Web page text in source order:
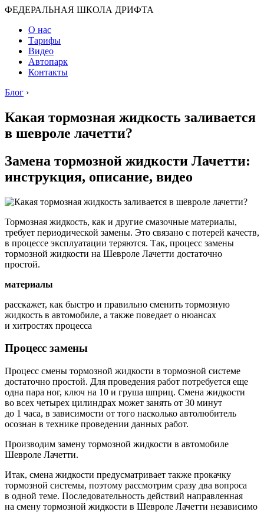
ФЕДЕРАЛЬНАЯ ШКОЛА ДРИФТА
О нас
Тарифы
Видео
Автопарк
Контакты
Блог ›
Какая тормозная жидкость заливается
в шевроле лачетти?
Замена тормозной жидкости Лачетти:
инструкция, описание, видео
Тормозная жидкость, как и другие смазочные материалы,
требует периодической замены. Это связано с потерей качеств,
в процессе эксплуатации теряются. Так, процесс замены
тормозной жидкости на Шевроле Лачетти достаточно
простой.
материалы
расскажет, как быстро и правильно сменить тормозную
жидкость в автомобиле, а также поведает о нюансах
и хитростях процесса
Процесс замены
Процесс смены тормозной жидкости в тормозной системе
достаточно простой. Для проведения работ потребуется еще
одна пара ног, ключ на 10 и груша шприц. Смена жидкости
во всех четырех цилиндрах может занять от 30 минут
до 1 часа, в зависимости от того насколько автолюбитель
осознан в технике проведении данных работ.
Производим замену тормозной жидкости в автомобиле
Шевроле Лачетти.
Итак, смена жидкости предусматривает также прокачку
тормозной системы, поэтому рассмотрим сразу два вопроса
в одной теме. Последовательность действий направленная
на смену тормозной жидкости в Шевроле Лачетти независимо